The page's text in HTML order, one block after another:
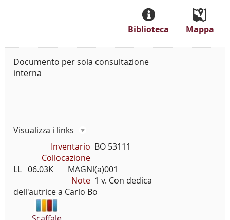
Mappa
Biblioteca
Documento per sola consultazione
interna
Visualizza i links
Inventario BO 53111
Collocazione
LL   06.03K       MAGNl(a)001
Note 1 v. Con dedica
dell'autrice a Carlo Bo